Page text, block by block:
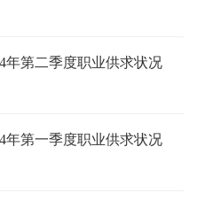
年第二季度职业供求状况
年第一季度职业供求状况